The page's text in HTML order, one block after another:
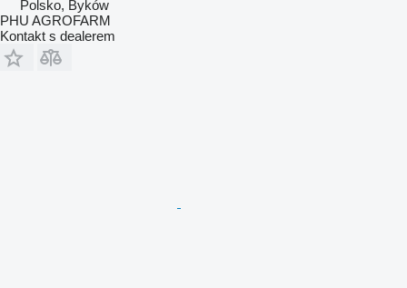
Polsko, Byków
PHU AGROFARM
Kontakt s dealerem